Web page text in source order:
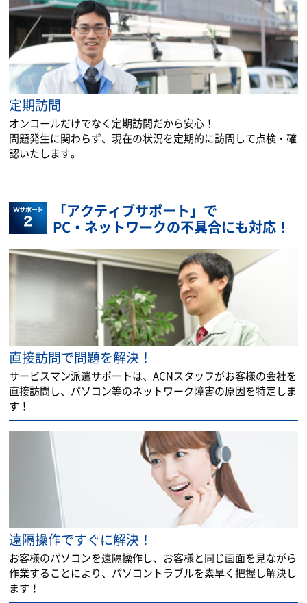
定期訪問
オンコールだけでなく定期訪問だから安心！
問題発生に関わらず、現在の状況を定期的に訪問して点検・確
認いたします。
「アクティブサポート」で
PC・ネットワークの不具合にも対応！
直接訪問で問題を解決！
サービスマン派遣サポートは、ACNスタッフがお客様の会社を
直接訪問し、パソコン等のネットワーク障害の原因を特定しま
す！
遠隔操作ですぐに解決！
お客様のパソコンを遠隔操作し、お客様と同じ画面を見ながら
作業することにより、パソコントラブルを素早く把握し解決し
ます！